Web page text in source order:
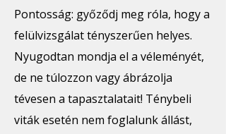
Pontosság: győződj meg róla, hogy a
felülvizsgálat tényszerűen helyes.
Nyugodtan mondja el a véleményét,
de ne túlozzon vagy ábrázolja
tévesen a tapasztalatait! Ténybeli
viták esetén nem foglalunk állást,